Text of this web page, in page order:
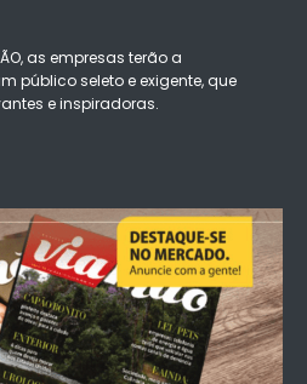
as empresas terão a
público seleto e exigente, que
e inspiradoras.